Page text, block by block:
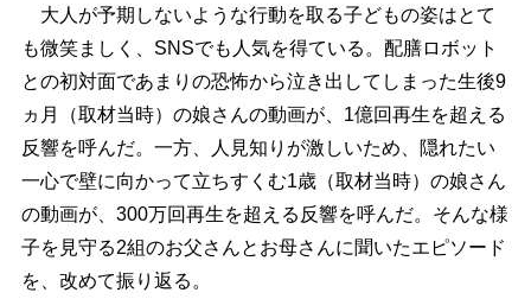
大人が予期しないような行動を取る子どもの姿はとて
も微笑ましく、SNSでも人気を得ている。配膳ロボット
との初対面であまりの恐怖から泣き出してしまった生後9
ヵ月（取材当時）の娘さんの動画が、1億回再生を超える
反響を呼んだ。一方、人見知りが激しいため、隠れたい
一心で壁に向かって立ちすくむ1歳（取材当時）の娘さん
の動画が、300万回再生を超える反響を呼んだ。そんな様
子を見守る2組のお父さんとお母さんに聞いたエピソード
を、改めて振り返る。